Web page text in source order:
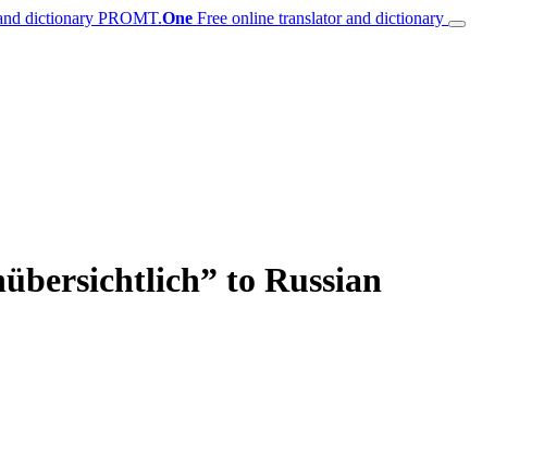
PROMT.One Free online translator and dictionary
to Russian